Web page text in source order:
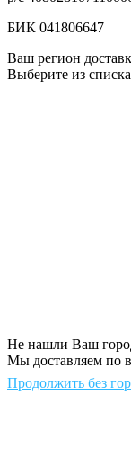
БИК 041806647
Ваш регион
Выберите из
Не нашли Ваш
Мы доставляем по
Продолжить без